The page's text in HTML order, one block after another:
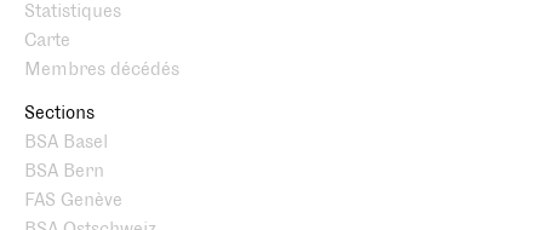
Statistiques
Carte
Membres décédés
Sections
BSA Basel
BSA Bern
FAS Genève